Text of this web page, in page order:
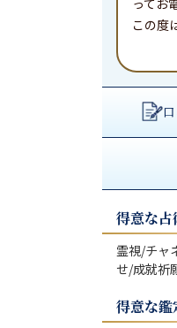
この度
得意な占
霊視/チャ
せ/成就祈
得意な鑑